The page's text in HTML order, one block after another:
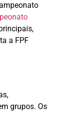
a FPF
grupos. Os